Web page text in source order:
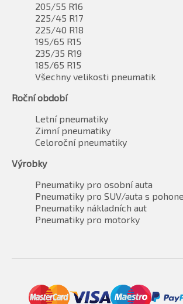
205/55 R16
225/45 R17
225/40 R18
195/65 R15
235/35 R19
185/65 R15
Všechny velikosti pneumatik
Roční období
Letní pneumatiky
Zimní pneumatiky
Celoroční pneumatiky
Výrobky
Pneumatiky pro osobní auta
Pneumatiky pro SUV/auta s
Pneumatiky nákladních aut
Pneumatiky pro motorky